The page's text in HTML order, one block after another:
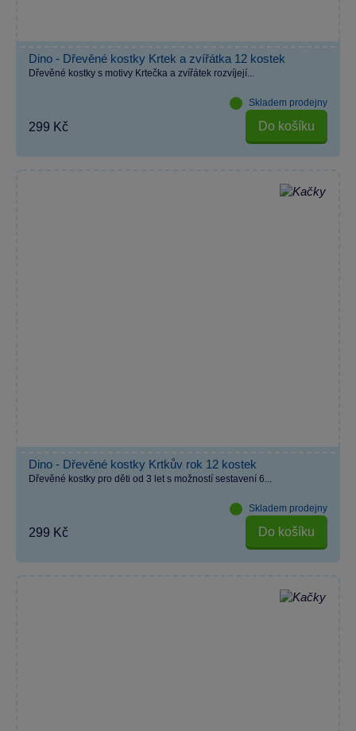
Dino - Dřevěné kostky Krtek a zvířátka 12 kostek
Dřevěné kostky s motivy Krtečka a zvířátek rozvíjejí...
Skladem prodejny
299 Kč Do košíku
Dino - Dřevěné kostky Krtkův rok 12 kostek
Dřevěné kostky pro děti od 3 let s možností sestavení 6...
Skladem prodejny
299 Kč Do košíku